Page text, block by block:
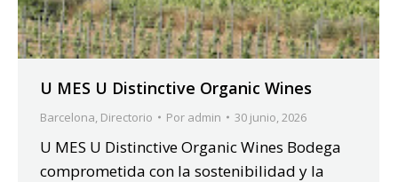
U MES U Distinctive Organic Wines
Barcelona, Directorio Por admin 30 junio, 2026
U MES U Distinctive Organic Wines Bodega
comprometida con la sostenibilidad y la